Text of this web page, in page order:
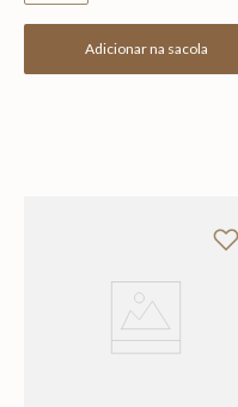
Adicionar na sacola